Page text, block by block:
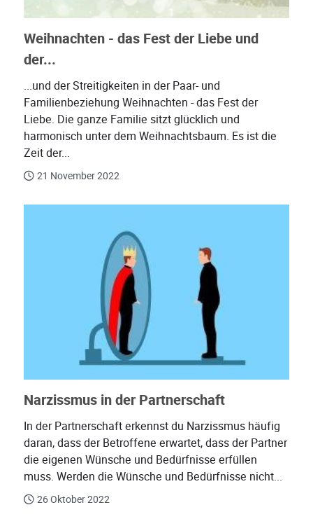
Weihnachten - das Fest der Liebe und
der...
...und der Streitigkeiten in der Paar- und
Familienbeziehung Weihnachten - das Fest der
Liebe. Die ganze Familie sitzt glücklich und
harmonisch unter dem Weihnachtsbaum. Es ist die
Zeit der...
21 November 2022
Narzissmus in der Partnerschaft
In der Partnerschaft erkennst du Narzissmus häufig
daran, dass der Betroffene erwartet, dass der Partner
die eigenen Wünsche und Bedürfnisse erfüllen
muss. Werden die Wünsche und Bedürfnisse nicht...
26 Oktober 2022